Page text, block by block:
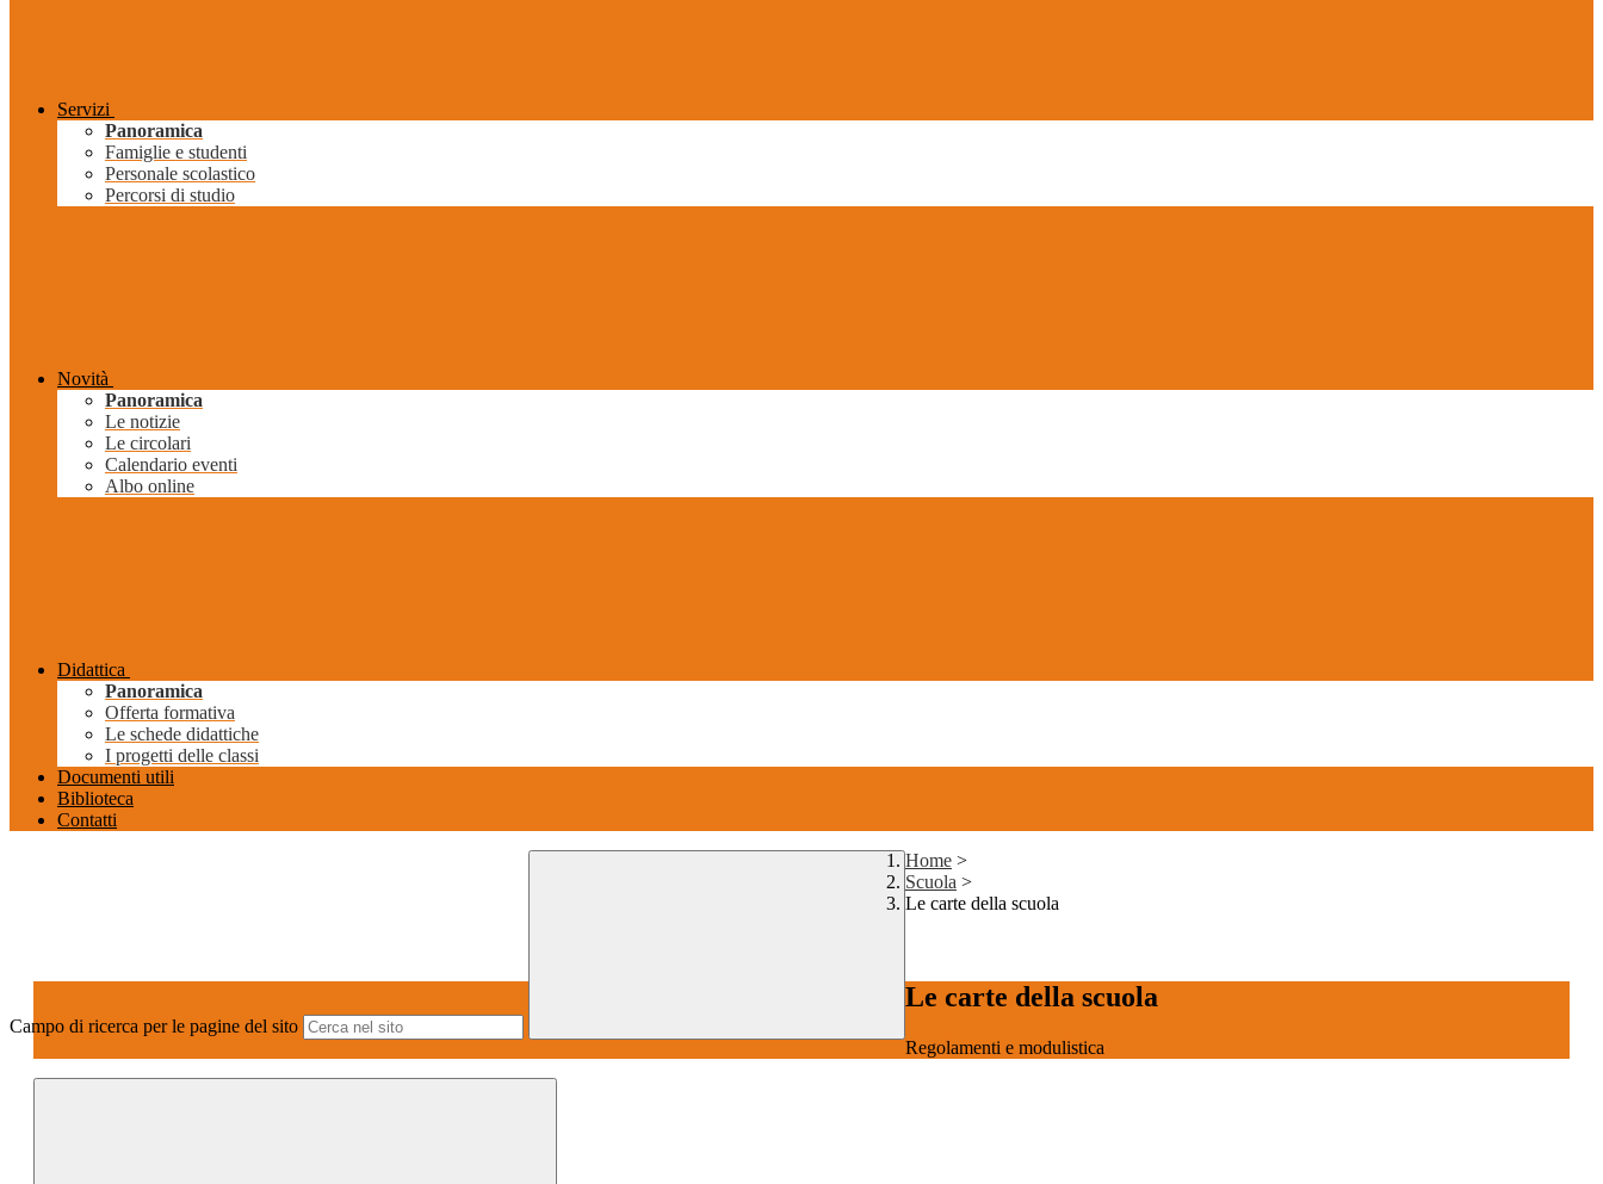
Servizi
Panoramica
Famiglie e studenti
Personale scolastico
Percorsi di studio
Novità
Panoramica
Le notizie
Le circolari
Calendario eventi
Albo online
Didattica
Panoramica
Offerta formativa
Le schede didattiche
I progetti delle classi
Documenti utili
Biblioteca
Contatti
Campo di ricerca per le pagine del sito
Home >
Scuola >
Le carte della scuola
Le carte della scuola
Regolamenti e modulistica